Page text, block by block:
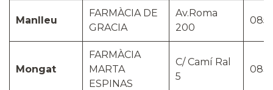
Manlleu
FARMÀCIA DE
GRACIA
Av.Roma
200
Mongat
FARMÀCIA
MARTA
ESPINAS
C/ Camí Ral
5